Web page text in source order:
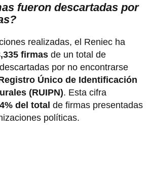
fueron descartadas por
realizadas, el Reniec ha
firmas de un total de
por no encontrarse
Único de Identificación
(RUIPN). Esta cifra
del total de firmas presentadas
políticas.